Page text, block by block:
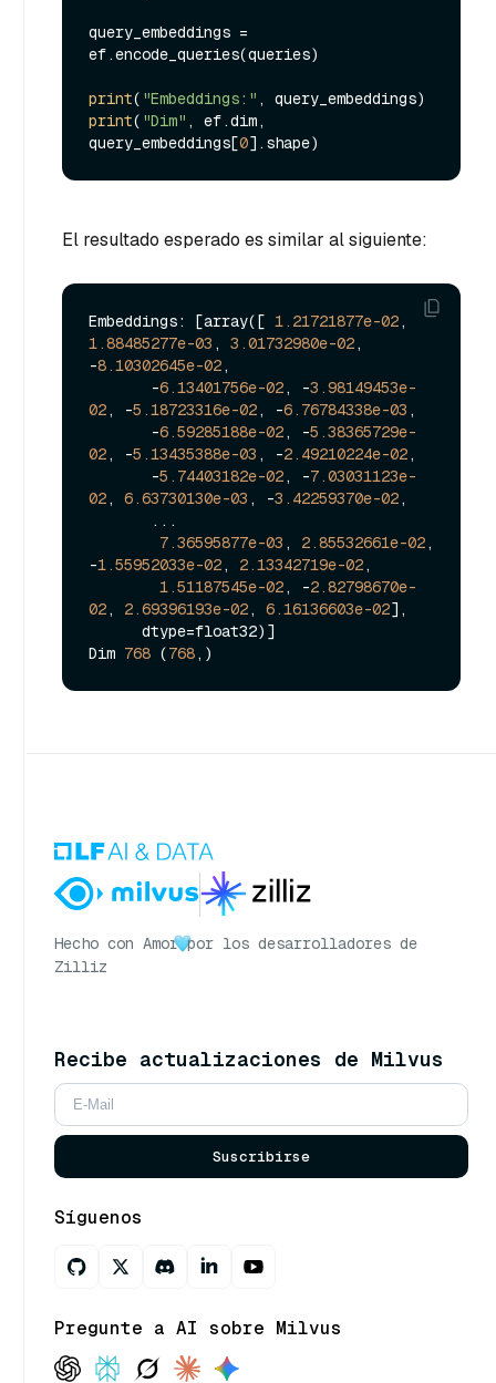
query_embeddings =
ef.encode_queries(queries)
print( "Embeddings:"
print( "Dim" , ef.dim,
query_embeddings[0
El resultado esperado es similar al siguiente:
Embeddings: [array([ 1.21721877e-02
1.88485277e-03 , 3.01732980e-02,
-8.10302645e-02,
       -
6.13401756e-02, -3.98149453e-
02, -5.18723316e-02, -6.76784338e-03 ,
       -
6.59285188e-02, -5.38365729e-
02, -5.13435388e-03 , -2.49210224e-02,
       -
5.74403182e-02, -7.03031123e-
02, 6.63730130e-03 , -3.42259370e-02,
7.36595877e-03 , 2.85532661e-02,
-1.55952033e-02, 2.13342719e-02,
1.51187545e-02, -2.82798670e-
02, 2.69396193e-02, 6.16136603e-02],
Dim 768 (768
Hecho con Amor por los desarrolladores de
Zilliz
Recibe actualizaciones de Milvus
Suscribirse
Síguenos
Pregunte a AI sobre Milvus